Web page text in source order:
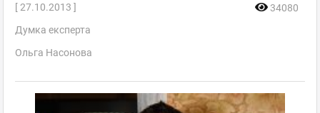
[ 27.10.2013 ]
34080
Думка експерта
Ольга Насонова